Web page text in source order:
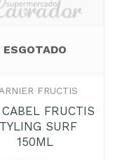
Favoritos
ESGOTADO
FRUCTIS
FRUCTIS
SURF
150ML